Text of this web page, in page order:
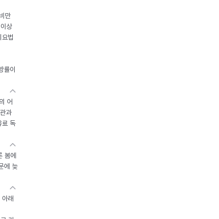
만
상
법
률이
어
과
료 독
봄에
에 늦
래